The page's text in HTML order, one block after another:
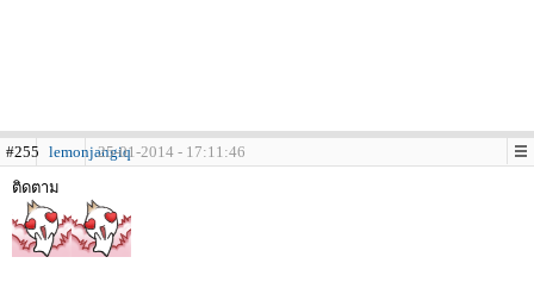
#255 lemonjangiq25-01-2014 - 17:11:46
ติดตาม